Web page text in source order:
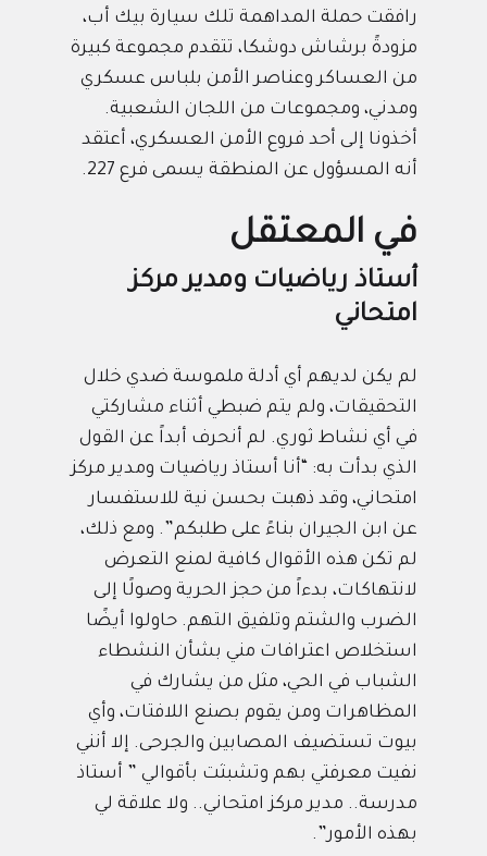
رافقت حملة المداهمة تلك سيارة بيك أب،
مزودةً برشاش دوشكا، تتقدم مجموعة كبيرة
من العساكر وعناصر الأمن بلباس عسكري
ومدني، ومجموعات من اللجان الشعبية.
أخذونا إلى أحد فروع الأمن العسكري، أعتقد
أنه المسؤول عن المنطقة يسمى فرع 227.
في المعتقل
أستاذ رياضيات ومدير مركز
امتحاني
لم يكن لديهم أي أدلة ملموسة ضدي خلال
التحقيقات، ولم يتم ضبطي أثناء مشاركتي
في أي نشاط ثوري. لم أنحرف أبداً عن القول
الذي بدأت به: “أنا أستاذ رياضيات ومدير مركز
امتحاني، وقد ذهبت بحسن نية للاستفسار
عن ابن الجيران بناءً على طلبكم”. ومع ذلك،
لم تكن هذه الأقوال كافية لمنع التعرض
لانتهاكات، بدءاً من حجز الحرية وصولًا إلى
الضرب والشتم وتلفيق التهم. حاولوا أيضًا
استخلاص اعترافات مني بشأن النشطاء
الشباب في الحي، مثل من يشارك في
المظاهرات ومن يقوم بصنع اللافتات، وأي
بيوت تستضيف المصابين والجرحى. إلا أنني
نفيت معرفتي بهم وتشبثت بأقوالي ” أستاذ
مدرسة.. مدير مركز امتحاني.. ولا علاقة لي
بهذه الأمور”.